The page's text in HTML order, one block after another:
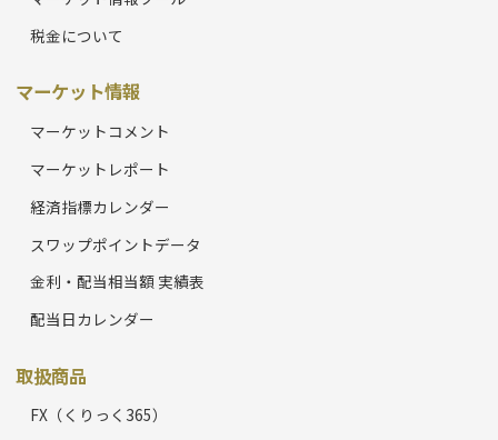
税金について
マーケット情報
マーケットコメント
マーケットレポート
経済指標カレンダー
スワップポイントデータ
金利・配当相当額 実績表
配当日カレンダー
取扱商品
FX（くりっく365）